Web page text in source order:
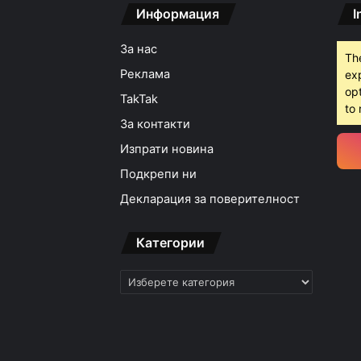
Информация
За нас
Реклама
TakTak
За контакти
Изпрати новина
Подкрепи ни
Декларация за поверителност
Категории
Категории
to